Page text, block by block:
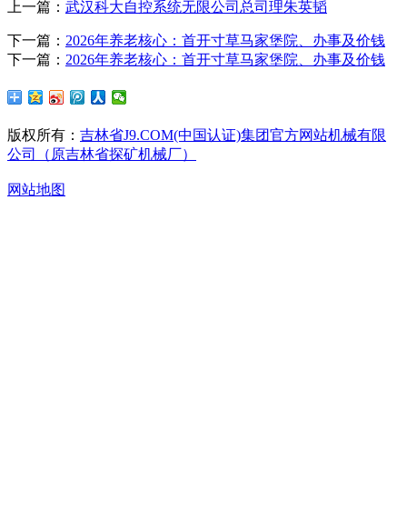
上一篇： 武汉科大自控系统无限公司总司理朱英韬
下一篇： 2026年养老核心：首开寸草马家堡院、办事及价钱
下一篇： 2026年养老核心：首开寸草马家堡院、办事及价钱
版权所有： 吉林省J9.COM(中国认证)集团官方网站机械有限
公司（原吉林省探矿机械厂）
网站地图